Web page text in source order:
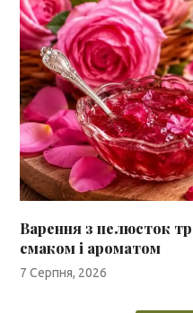
Варення з пелюсток
смаком і ароматом
7 Серпня, 2026